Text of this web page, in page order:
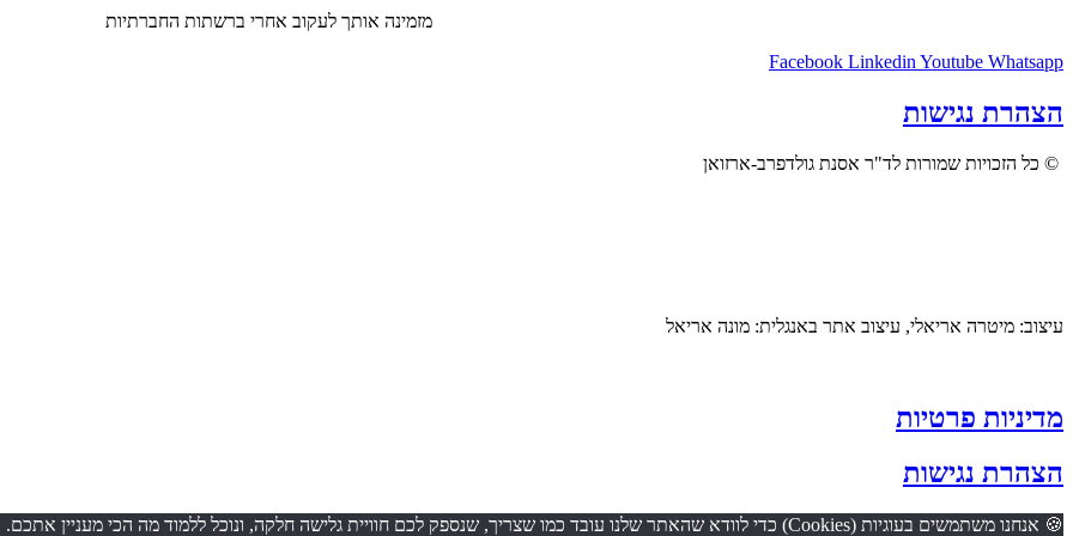
מזמינה אותך לעקוב אחרי ברשתות החברתיות
Facebook Linkedin Youtube Whatsapp
הצהרת נגישות
© כל הזכויות שמורות לד"ר אסנת גולדפרב-ארזואן
עיצוב: מיטרה אריאלי, עיצוב אתר באנגלית: מונה אריאל
מדיניות פרטיות
הצהרת נגישות
🍪 אנחנו משתמשים בעוגיות (Cookies) כדי לוודא שהאתר שלנו עובד כמו שצריך, שנספק לכם חוויית גלישה חלקה, ונוכל ללמוד מה הכי מעניין אתכם. אם תמשיכו לגלוש כאן – נבין שזה בסדר מצדכם להשתמש בהן.